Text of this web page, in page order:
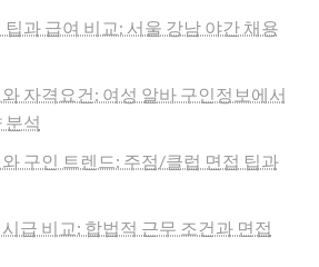
과 급여 비교: 서울 강남 야간 채용
자격요건: 여성 알바 구인정보에서
분석
구인 트렌드: 주점/클럽 면접 팁과
급 비교: 합법적 근무 조건과 면접